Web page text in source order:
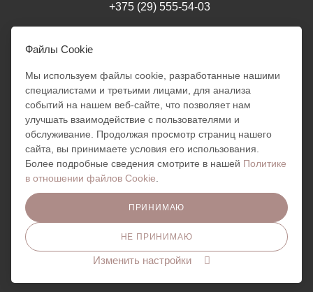
Милания
Добрый день!
Готова помочь вам. Напишите
мне, если у вас появятся
+375 (29) 555-54-03
г. Минск
Режим работы интернет-магазина: 24/7
Обработка заказов: 10:00 - 18:00
Отправка заказов ПН - ПТ:
10:00 - 18:00
ПОЛИТИКА КОНФИДЕНЦИАЛЬНОСТИ
Файлы Cookie
Мы используем файлы cookie, разработанные нашими
специалистами и третьими лицами, для анализа
событий на нашем веб-сайте, что позволяет нам
улучшать взаимодействие с пользователями и
обслуживание. Продолжая просмотр страниц нашего
сайта, вы принимаете условия его использования.
Более подробные сведения смотрите в нашей Политике
в отношении файлов Cookie
ПРИНИМАЮ
НЕ ПРИНИМАЮ
Изменить настройки